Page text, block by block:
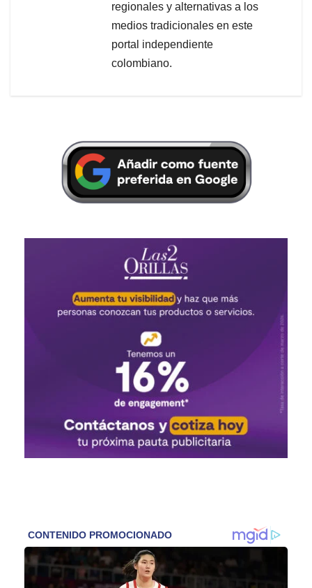
regionales y alternativas a los
medios tradicionales en este
portal independiente
colombiano.